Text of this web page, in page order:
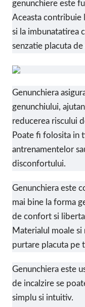
genunchiere este
Aceasta contribuie
si la imbunatatirea
senzatie placuta
Genunchiera
genunchiului,
reducerea riscului
Poate fi folosita in
antrenamentelor
disconfortului.
Genunchiera este
mai bine la forma
de confort si
Materialul moale
purtare placuta pe
Genunchiera este
de incalzire se
simplu si intuitiv.